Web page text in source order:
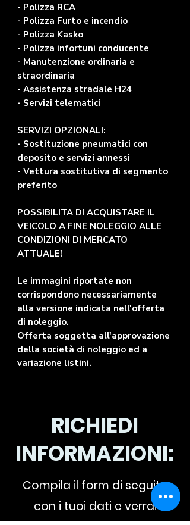
- Polizza RCA
- Polizza Furto e incendio
- Polizza Kasko
- Polizza infortuni conducente
- Manutenzione ordinaria e
straordinaria
- Assistenza stradale H24
- Servizi telematici
SERVIZI OPZIONALI:
- Sostituzione pneumatici con
deposito e servizi annessi
- Vettura sostitutiva di segmento
preferito
POSSIBILITA DI ACQUISTARE IL
VEICOLO A FINE NOLEGGIO ALLE
CONDIZIONI DI MERCATO
ATTUALE!
Le immagini riportate non
corrispondono necessariamente
alla versione indicata nell'offerta
di noleggio.
Offerta soggetta all'approvazione
della società di noleggio ed a
variazione listini.
RICHIEDI
INFORMAZIONI:
Compila il form di seguito
con i tuoi dati e verrai